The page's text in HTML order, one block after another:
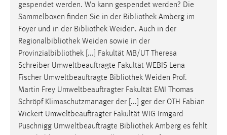
gespendet werden. Wo kann gespendet werden? Die
Sammelboxen finden Sie in der Bibliothek Amberg im
Foyer und in der Bibliothek Weiden. Auch in der
Regionalbibliothek Weiden sowie in der
Provinzialbibliothek [...] Fakultät MB/UT Theresa
Schreiber Umweltbeauftragte Fakultät WEBIS Lena
Fischer Umweltbeauftragte Bibliothek Weiden Prof.
Martin Frey Umweltbeauftragter Fakultät EMI Thomas
Schröpf Klimaschutzmanager der [...] ger der OTH Fabian
Wickert Umweltbeauftragter Fakultät WIG Irmgard
Puschnigg Umweltbeauftragte Bibliothek Amberg es fehlt
Login
Name:
Zweck:
Dieser Cookie ist notwendig um sich an der Website
einloggen zu können.
Cookie Laufzeit:
24 Stunden